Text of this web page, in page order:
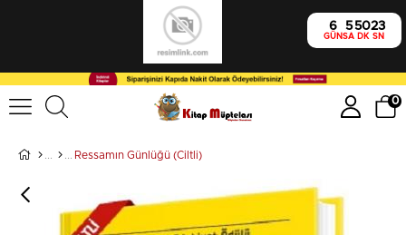
6
GÜN
5
SA
50
DK
23
SN
0
Ressamın Günlüğü (Ciltli)